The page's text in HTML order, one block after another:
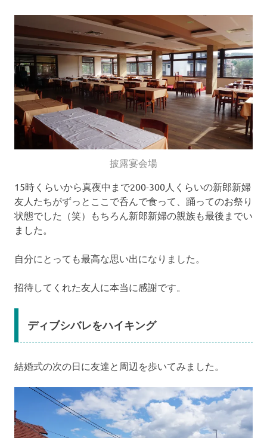
披露宴会場
15時くらいから真夜中まで200-300人くらいの新郎新婦
友人たちがずっとここで呑んで食って、踊ってのお祭り
状態でした（笑）もちろん新郎新婦の親族も最後までい
ました。
自分にとっても最高な思い出になりました。
招待してくれた友人に本当に感謝です。
ディブシバレをハイキング
結婚式の次の日に友達と周辺を歩いてみました。